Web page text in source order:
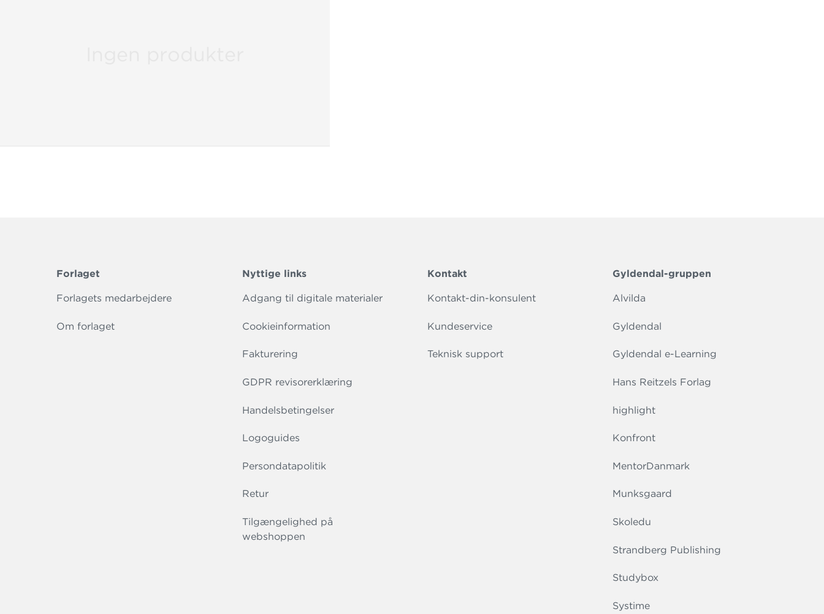
Forlaget
Forlagets medarbejdere
Om forlaget
Nyttige links
Adgang til digitale materialer
Cookieinformation
Fakturering
GDPR revisorerklæring
Handelsbetingelser
Logoguides
Persondatapolitik
Retur
Tilgængelighed på
webshoppen
Kontakt
Kontakt-din-konsulent
Kundeservice
Teknisk support
Gyldendal-gruppen
Alvilda
Gyldendal
Gyldendal e-Learning
Hans Reitzels Forlag
highlight
Konfront
MentorDanmark
Munksgaard
Skoledu
Strandberg Publishing
Studybox
Systime